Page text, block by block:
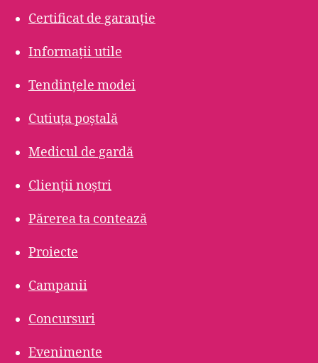
Certificat de garanție
Informații utile
Tendințele modei
Cutiuța poștală
Medicul de gardă
Clienții noștri
Părerea ta contează
Proiecte
Campanii
Concursuri
Evenimente